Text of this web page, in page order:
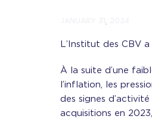
L’Institut des CBV
À la suite d’une
l’inflation, les
des signes
acquisitions en